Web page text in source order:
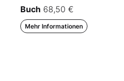
McEwan
Buch 68,50 €
Mehr Informationen